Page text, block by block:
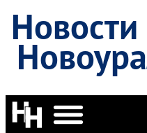
Новости